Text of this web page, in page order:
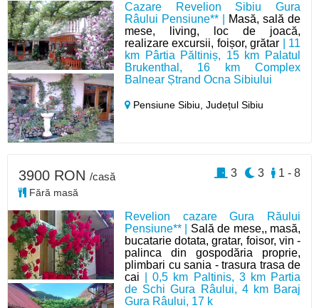
Cazare Revelion Sibiu Gura
Râului Pensiune** |
Masă, sală de
mese, living, loc de joacă,
realizare excursii, foișor, grătar | 11
km Pârtia Păltiniș, 15 km Palatul
Brukenthal, 16 km Complex
Balnear Ștrand Ocna Sibiului
Pensiune Sibiu,Județul Sibiu
Revelion cazare Gura Răului
Pensiune** | Sală de mese,, masă,
bucatarie dotata, gratar, foisor, vin -
palinca din gospodăria proprie,
plimbari cu sania - trasura trasa de
cai | 0,5 km Paltinis, 3 km Partia
de Schi Gura Râului, 4 km Baraj
Gura Râului, 17 k
3900 RON /casă
Fără masă
1 - 8
3
3